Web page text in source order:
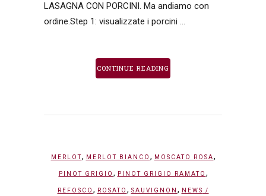
LASAGNA CON PORCINI. Ma andiamo con
ordine.Step 1: visualizzate i porcini ...
CONTINUE READING
MERLOT, MERLOT BIANCO , MOSCATO ROSA,
PINOT GRIGIO , PINOT GRIGIO RAMATO ,
REFOSCO , ROSATO , SAUVIGNON , NEWS /